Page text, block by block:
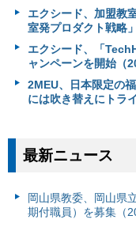
エクシード、加盟教
室発プロダクト戦略
エクシード、「
ャンペーンを開始（
2MEU、日本限定の
には吹き替えにトラ
最新ニュース
岡山県教委、岡山県
期付職員）を募集（